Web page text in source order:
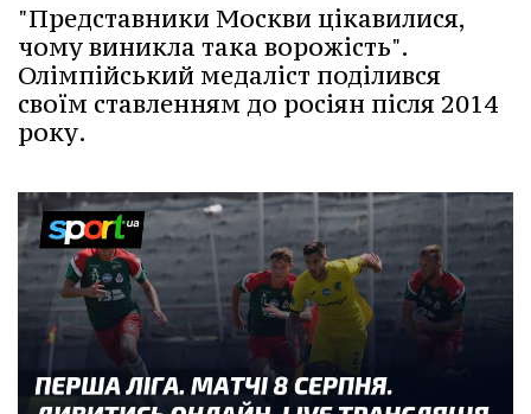
"Представники Москви цікавилися,
чому виникла така ворожість".
Олімпійський медаліст поділився
своїм ставленням до росіян після 2014
року.